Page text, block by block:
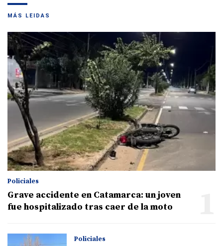
MÁS LEIDAS
Policiales
Grave accidente en Catamarca: un joven
fue hospitalizado tras caer de la moto
Policiales